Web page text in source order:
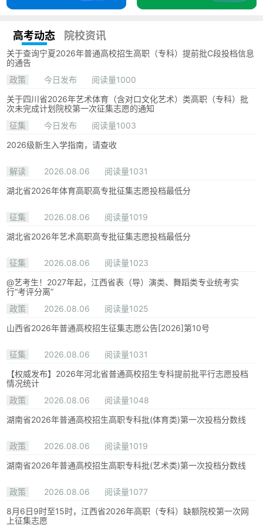
高考动态 院校资讯
关于查询宁夏2026年普通高校招生高职（专科）提前批C段投档信息
的通告
政策
今日发布
阅读量1000
关于四川省2026年艺术体育（含对口文化艺术）类高职（专科）批
次未完成计划院校第一次征集志愿的通知
征集
今日发布
阅读量1003
2026级新生入学指南，请查收
解读 2026.08.06
阅读量1031
湖北省2026年体育高职高专批征集志愿投档最低分
征集 2026.08.06
阅读量1019
湖北省2026年艺术高职高专批征集志愿投档最低分
征集 2026.08.06
阅读量1023
@艺考生！2027年起，江西省表（导）演类、舞蹈类专业统考实
行“考评分离”
政策
2026.08.06
阅读量1025
山西省2026年普通高校招生征集志愿公告[2026]第10号
征集 2026.08.06
阅读量1031
【权威发布】2026年河北省普通高校招生专科提前批平行志愿投档
情况统计
政策
2026.08.06
阅读量1048
湖南省2026年普通高校招生高职专科批(体育类)第一次投档分数线
政策 2026.08.06
阅读量1019
湖南省2026年普通高校招生高职专科批(艺术类)第一次投档分数线
政策 2026.08.06
阅读量1077
8月6日9时至15时，江西省2026年高职（专科）缺额院校第一次网
上征集志愿